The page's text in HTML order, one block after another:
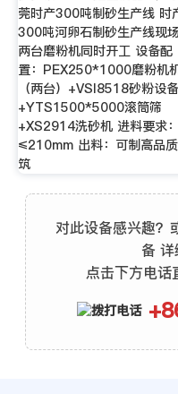
莞时产300吨制砂生产线 时
300吨河卵石制砂生产线现场
两台磨粉机同时开工 设备配
置：PEX250*1000磨粉机
（两台）+VSI8518砂粉设备
+YTS1500*5000滚筒筛
+XS2914洗砂机 进料要求：
≤210mm 出料：可制高品
筑
对此设备感兴趣？
备 详
点击下方电话